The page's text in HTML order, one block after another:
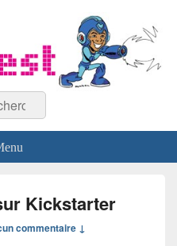
:
Kickstarter
commentaire ↓